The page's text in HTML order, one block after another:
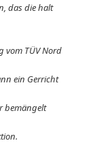
das die halt
vom TÜV Nord
ein Gerricht
bemängelt